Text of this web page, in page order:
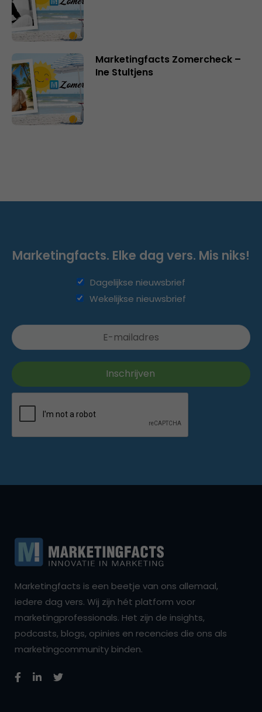
Marketingfacts Zomercheck –
Ine Stultjens
Marketingfacts. Elke dag vers. Mis niks!
Dagelijkse nieuwsbrief
Wekelijkse nieuwsbrief
Marketingfacts is een beetje van ons allemaal,
iedere dag vers. Wij zijn hét platform voor
marketingprofessionals. Het zijn de insights,
podcasts, blogs, opinies en recencies die ons als
marketingcommunity binden.